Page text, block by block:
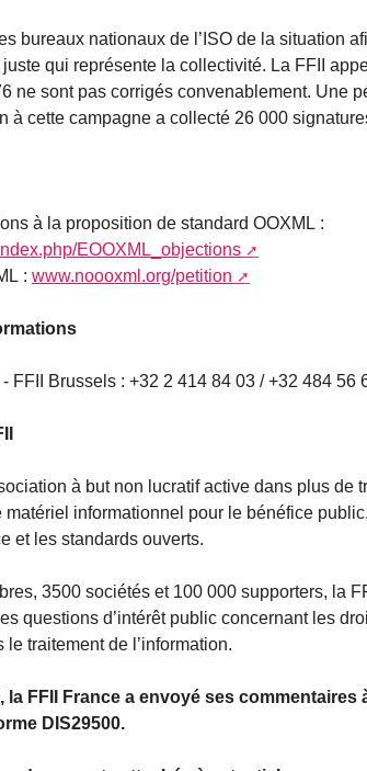
bureaux nationaux de l’ISO de la situation
qui représente la collectivité. La FFII
ne sont pas corrigés convenablement. Une
à cette campagne a collecté 26 000
à la proposition de standard OOXML :
EOOXML_objections
: www.noooxml.org/petition
FFII Brussels : +32 2 414 84 03 / +32 484 56
à but non lucratif active dans plus de
informationnel pour le bénéfice
et les standards ouverts.
3500 sociétés et 100 000 supporters, la
questions d’intérêt public concernant les
traitement de l’information.
la FFII France a envoyé ses commentaires
DIS29500.